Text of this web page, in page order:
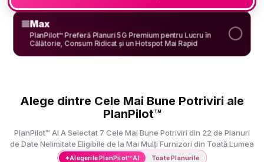
Max
PlanPilot™ Preferă Planuri 5G Premium pentru Lucru în
Călătorie, Consum Ridicat și un Hotspot Mai Rapid
Alege dintre Cele Mai Bune Potriviri ale
PlanPilot™
PlanPilot™ AI A Selectat 7 Cele Mai Bune Potriviri din 22 de Planuri
de Date Nelimitate Eligibile de la Mai Mulți Furnizori din Toată Lumea
✦Alegerile PlanPilot™ AI Toate Planurile